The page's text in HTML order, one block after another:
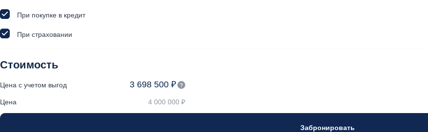
При покупке в кредит
При страховании
Стоимость
Цена с учетом выгод 3 698 500 ₽
Цена 4 000 000 ₽
Забронировать